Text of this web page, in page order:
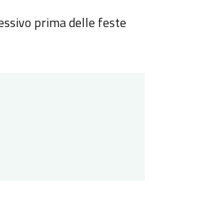
prima delle feste